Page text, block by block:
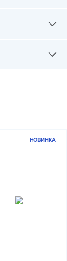
НОВИНКА